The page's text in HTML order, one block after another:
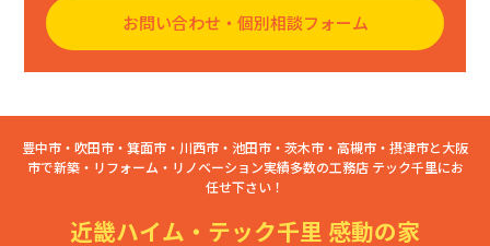
お問い合わせ・個別相談フォーム
豊中市・吹田市・箕面市・川西市・池田市・茨木市・高槻市・摂津市と大阪
市で新築・リフォーム・リノベーション実績多数の工務店 テック千里にお
任せ下さい！
近畿ハイム・テック千里 感動の家